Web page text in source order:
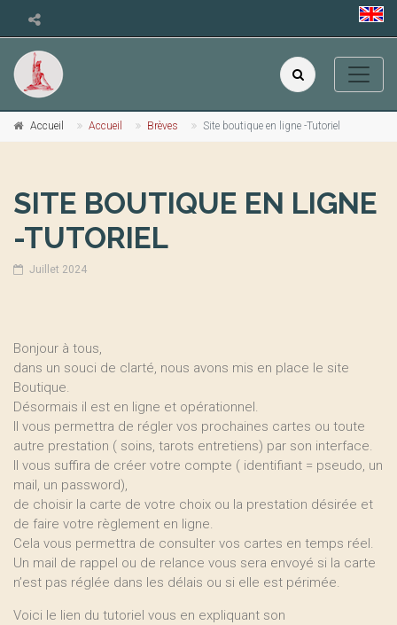
Accueil Accueil Brèves Site boutique en ligne -Tutoriel
SITE BOUTIQUE EN LIGNE
-TUTORIEL
Juillet 2024
Bonjour à tous,
dans un souci de clarté, nous avons mis en place le site
Boutique.
Désormais il est en ligne et opérationnel.
Il vous permettra de régler vos prochaines cartes ou toute
autre prestation ( soins, tarots entretiens) par son interface.
Il vous suffira de créer votre compte ( identifiant = pseudo, un
mail, un password),
de choisir la carte de votre choix ou la prestation désirée et
de faire votre règlement en ligne.
Cela vous permettra de consulter vos cartes en temps réel.
Un mail de rappel ou de relance vous sera envoyé si la carte
n’est pas réglée dans les délais ou si elle est périmée.
Voici le lien du tutoriel vous en expliquant son